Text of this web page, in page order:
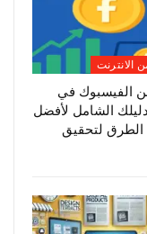
الانترنت
من الفيسبوك في
دليلك الشامل لأفضل
لتحقيق